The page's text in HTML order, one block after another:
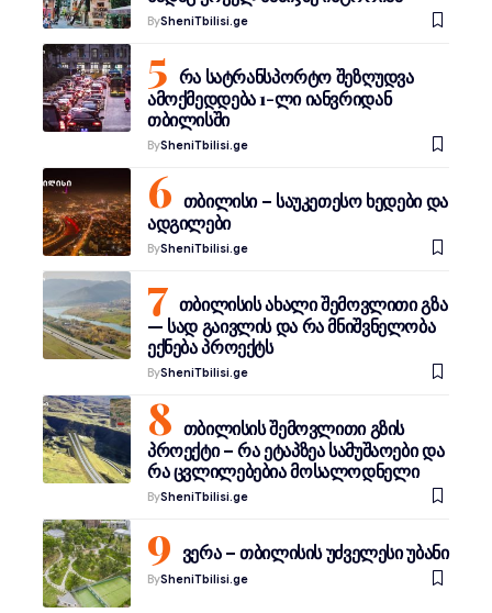
BySheniTbilisi.ge
რა სატრანსპორტო შეზღუდვა
ამოქმედდება 1-ლი იანვრიდან
თბილისში
BySheniTbilisi.ge
თბილისი – საუკეთესო ხედები და
ადგილები
BySheniTbilisi.ge
თბილისის ახალი შემოვლითი გზა
— სად გაივლის და რა მნიშვნელობა
ექნება პროექტს
BySheniTbilisi.ge
თბილისის შემოვლითი გზის
პროექტი – რა ეტაპზეა სამუშაოები და
რა ცვლილებებია მოსალოდნელი
BySheniTbilisi.ge
ვერა – თბილისის უძველესი უბანი
BySheniTbilisi.ge